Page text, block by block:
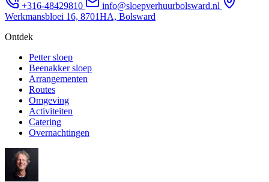
+316-48429810
info@sloepverhuurbolsward.nl
Werkmansbloei 16, 8701HA, Bolsward
Ontdek
Petter sloep
Beenakker sloep
Arrangementen
Routes
Omgeving
Activiteiten
Catering
Overnachtingen